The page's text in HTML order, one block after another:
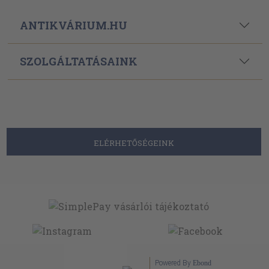
ANTIKVÁRIUM.HU
SZOLGÁLTATÁSAINK
ELÉRHETŐSÉGEINK
Powered By Ebond